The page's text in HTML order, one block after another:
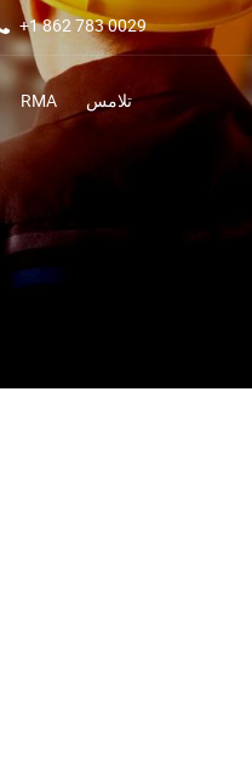
+1 862 783 0029
RMA تلامس